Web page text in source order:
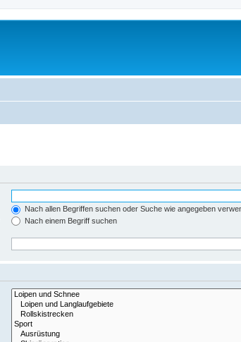
Nach allen Begriffen suchen oder Suche wie angegeben
Nach einem Begriff suchen